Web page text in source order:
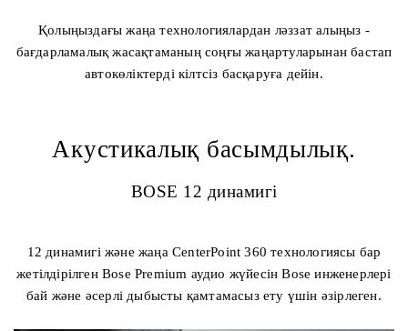
Қолыңыздағы жаңа технологиялардан ләззат алыңыз -
бағдарламалық жасақтаманың соңғы жаңартуларынан бастап
автокөліктерді кілтсіз басқаруға дейін.
Акустикалық басымдылық.
BOSE 12 динамигі
12 динамигі және жаңа CenterPoint 360 технологиясы бар
жетілдірілген Bose Premium аудио жүйесін Bose инженерлері
бай және әсерлі дыбысты қамтамасыз ету үшін әзірлеген.